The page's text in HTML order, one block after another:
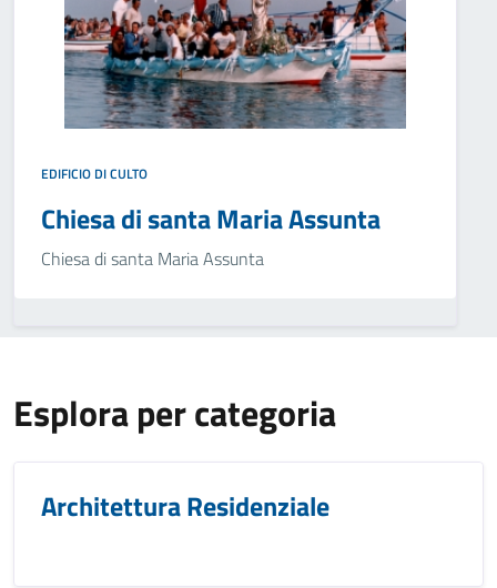
EDIFICIO DI CULTO
Chiesa di santa Maria Assunta
Chiesa di santa Maria Assunta
Esplora per categoria
Architettura Residenziale